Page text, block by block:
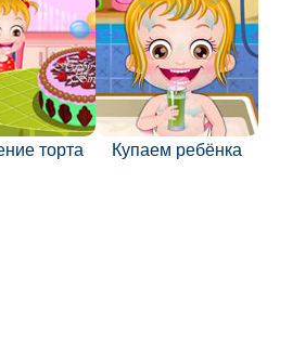
торта Купаем ребёнка